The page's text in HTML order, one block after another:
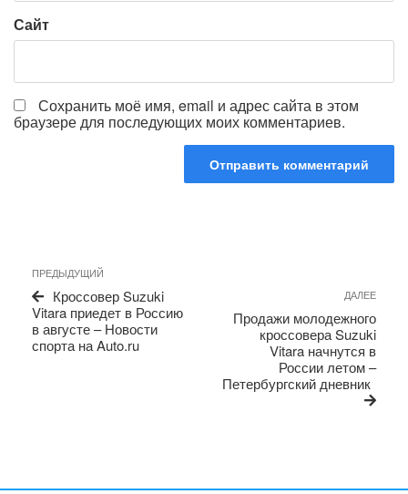
Сайт
Сохранить моё имя, email и адрес сайта в этом
браузере для последующих моих комментариев.
по
записям
Предыдущая
запись
ПРЕДЫДУЩИЙ
Кроссовер Suzuki
Vitara приедет в Россию
в августе – Новости
спорта на Auto.ru
ДАЛЕЕ
Продажи молодежного
кроссовера Suzuki
Vitara начнутся в
России летом –
Петербургский дневник